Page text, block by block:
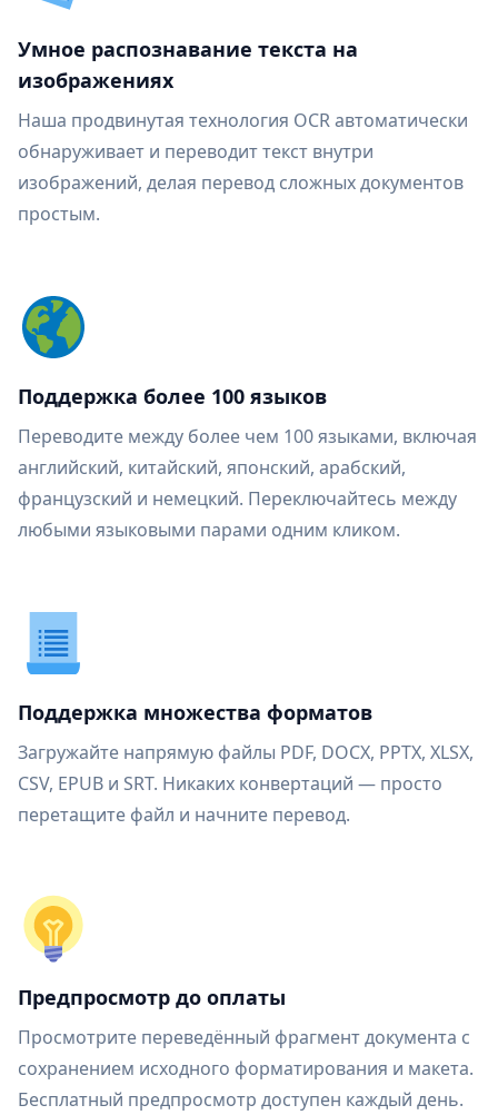
Умное распознавание текста на
изображениях
Наша продвинутая технология OCR автоматически
обнаруживает и переводит текст внутри
изображений, делая перевод сложных документов
простым.
Поддержка более 100 языков
Переводите между более чем 100 языками, включая
английский, китайский, японский, арабский,
французский и немецкий. Переключайтесь между
любыми языковыми парами одним кликом.
Поддержка множества форматов
Загружайте напрямую файлы PDF, DOCX, PPTX, XLSX,
CSV, EPUB и SRT. Никаких конвертаций — просто
перетащите файл и начните перевод.
Предпросмотр до оплаты
Просмотрите переведённый фрагмент документа с
сохранением исходного форматирования и макета.
Бесплатный предпросмотр доступен каждый день.